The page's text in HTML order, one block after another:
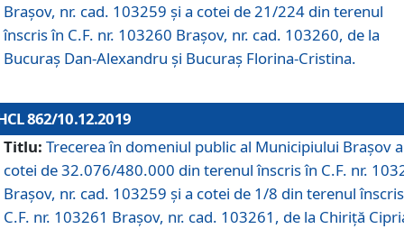
Brașov, nr. cad. 103259 și a cotei de 21/224 din terenul
înscris în C.F. nr. 103260 Brașov, nr. cad. 103260, de la
Bucuraș Dan-Alexandru și Bucuraș Florina-Cristina.
862/10.12.2019
Titlu: Trecerea în domeniul public al Municipiului Braşov a
cotei de 32.076/480.000 din terenul înscris în C.F. nr.
Brașov, nr. cad. 103259 și a cotei de 1/8 din terenul
C.F. nr. 103261 Brașov, nr. cad. 103261, de la Chiriță